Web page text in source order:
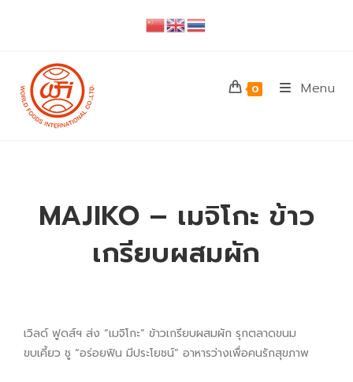
0 Menu
MAJIKO – เมจิโกะ ข้าว
เกรียบผสมผัก
เวิลด์ ฟูดส์ฯ ส่ง “เมจิโกะ” ข้าวเกรียบผสมผัก รุกตลาดขนม
ขบเคี้ยว ชู “อร่อยฟิน มีประโยชน์” อาหารว่างเพื่อคนรักสุขภาพ